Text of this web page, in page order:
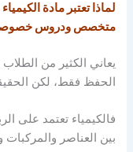
لماذا تعتبر مادة
متخصص ودروس
يعاني الكثير من
الحفظ فقط، لكن
فالكيمياء تعتمد على
بين العناصر والمركبات